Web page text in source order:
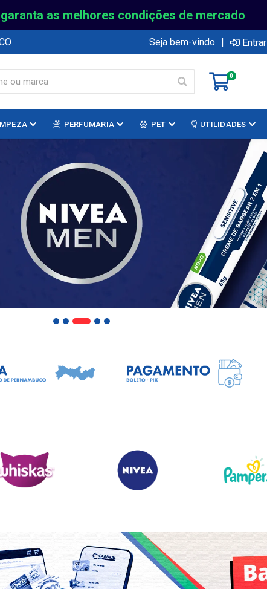
as melhores condições de mercado
Seja bem-vindo | Entrar
0
PERFUMARIA PET UTILIDADES